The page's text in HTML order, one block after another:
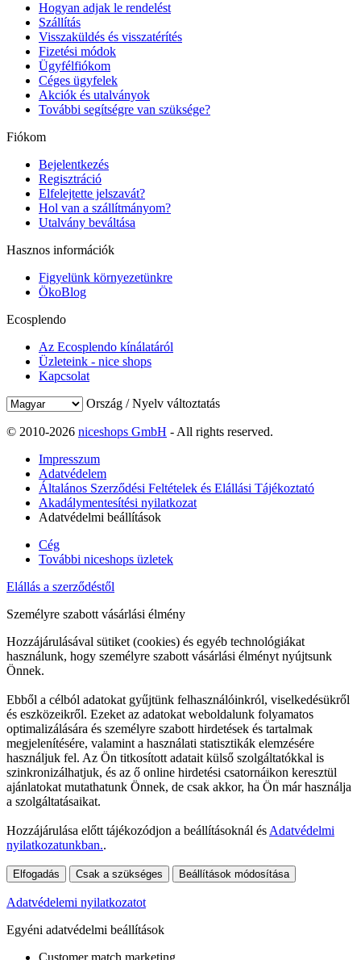
Hogyan adjak le rendelést
Szállítás
Visszaküldés és visszatérítés
Fizetési módok
Ügyfélfiókom
Céges ügyfelek
Akciók és utalványok
További segítségre van szüksége?
Fiókom
Bejelentkezés
Regisztráció
Elfelejtette jelszavát?
Hol van a szállítmányom?
Utalvány beváltása
Hasznos információk
Figyelünk környezetünkre
ÖkoBlog
Ecosplendo
Az Ecosplendo kínálatáról
Üzleteink - nice shops
Kapcsolat
Ország / Nyelv változtatás
© 2010-2026 niceshops GmbH - All rights reserved.
Impresszum
Adatvédelem
Általános Szerződési Feltételek és Elállási Tájékoztató
Akadálymentesítési nyilatkozat
Adatvédelmi beállítások
Cég
További niceshops üzletek
Elállás a szerződéstől
Személyre szabott vásárlási élmény
Hozzájárulásával sütiket (cookies) és egyéb technológiákat
használunk, hogy személyre szabott vásárlási élményt nyújtsunk
Önnek.
Ebből a célból adatokat gyűjtünk felhasználóinkról, viselkedésükről
és eszközeikről. Ezeket az adatokat weboldalunk folyamatos
optimalizálására és személyre szabott hirdetések és tartalmak
megjelenítésére, valamint a használati statisztikák elemzésére
használjuk fel. Az Ön titkosított adatait külső szolgáltatókkal is
szinkronizálhatjuk, és az ő online hirdetési csatornáikon keresztül
ajánlatokat mutathatunk Önnek, de csak akkor, ha Ön már használja
a szolgáltatásaikat.
Hozzájárulása előtt tájékozódjon a beállításoknál ésAdatvédelmi
nyilatkozatunkban..
Elfogadás Csak a szükséges Beállítások módosítása
Adatvédelemi nyilatkozatot
Egyéni adatvédelmi beállítások